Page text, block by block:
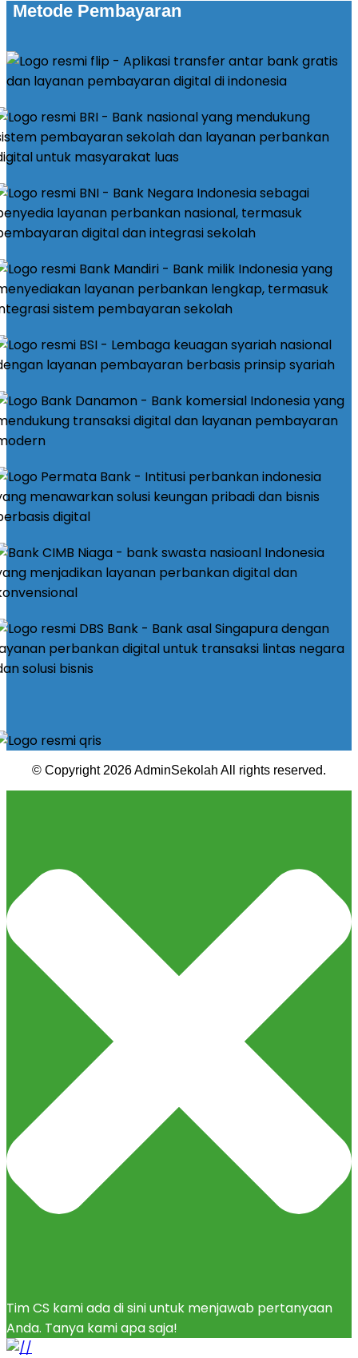
Metode Pembayaran
© Copyright 2026 AdminSekolah All rights reserved.
Tim CS kami ada di sini untuk menjawab pertanyaan
Anda. Tanya kami apa saja!